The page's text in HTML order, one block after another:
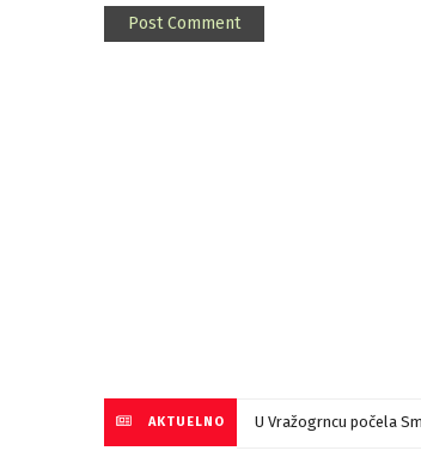
AKTUELNO U Vražogrncu počela